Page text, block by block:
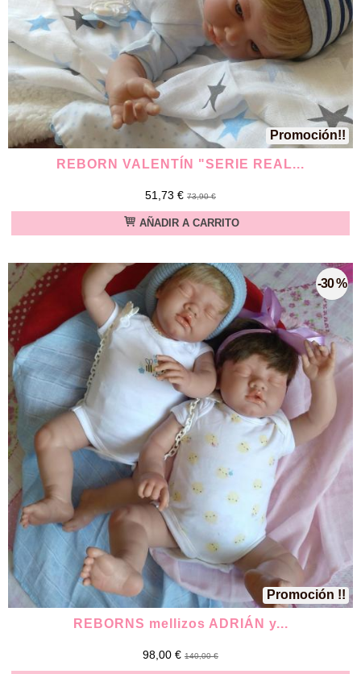
Promoción!!
REBORN VALENTÍN "SERIE REAL...
51,73 € 73,90 €
AÑADIR A CARRITO
Promoción !!
-30 %
REBORNS mellizos ADRIÁN y...
98,00 € 140,00 €